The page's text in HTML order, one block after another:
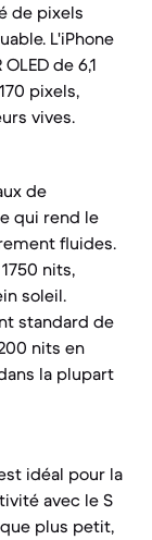
de pixels
L'iPhone
de 6,1
pixels,
vives.
de
qui rend le
fluides.
nits,
soleil.
standard de
nits en
la plupart
idéal pour la
avec le S
que plus petit,